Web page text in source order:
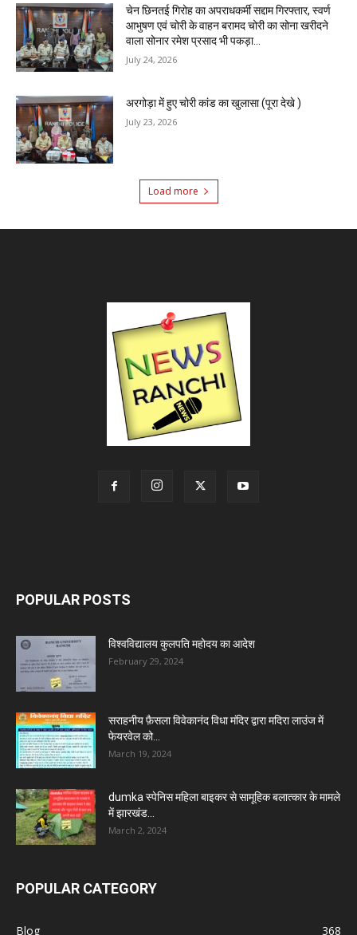
चेन छिनतई गिरोह का अपराधकर्मी सद्दाम गिरफ्तार, स्वर्ण
आभुषण एवं चोरी के वाहन बरामद चोरी का सोना खरीदने
वाला सोनार रमेश प्रसाद भी पकड़ा...
July 24, 2026
अरगोड़ा में हुए चोरी कांड का खुलासा (पूरा देखे )
July 23, 2026
Load more
POPULAR POSTS
विश्वविद्यालय कुलपति महोदय का आदेश
February 29, 2024
सराहनीय फ़ैसला विवेकानंद विधा मंदिर द्वारा मदिरा लाउंज में
फेयरवेल को...
March 19, 2024
dumka स्पेनिस महिला बाइकर से सामूहिक बलात्कार के मामले
में झारखंड...
March 2, 2024
POPULAR CATEGORY
Blog 368